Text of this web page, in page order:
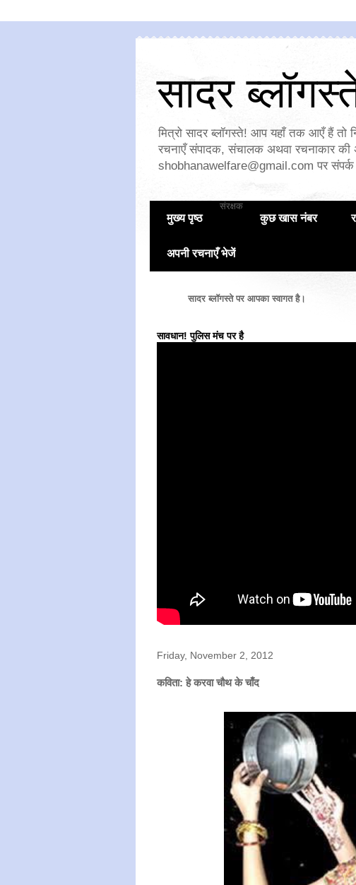
सादर
मित्रो सादर ब्लॉगस्ते! आप यहाँ तक आएँ हैं तो
रचनाएँ संपादक, संचालक अथवा रचनाकार
shobhanawelfare@gmail.com पर
मुख्य पृष्ठ
संरक्षक
कुछ खास नंबर
अपनी रचनाएँ भेजें
सादर ब्लॉगस्ते पर आपका स्वागत है।
सावधान! पुलिस मंच पर है
Friday, November 2, 2012
कविता: हे करवा चौथ के चाँद